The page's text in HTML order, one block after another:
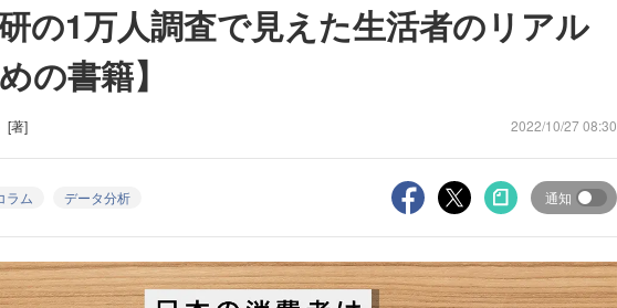
の1万人調査で見えた生活者のリアル
の書籍】
[著] 2022/10/27 08:30
ラム データ分析 通知